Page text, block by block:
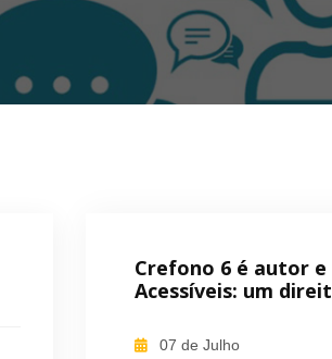
Crefono 6 é autor
Acessíveis: um
07 de Julho